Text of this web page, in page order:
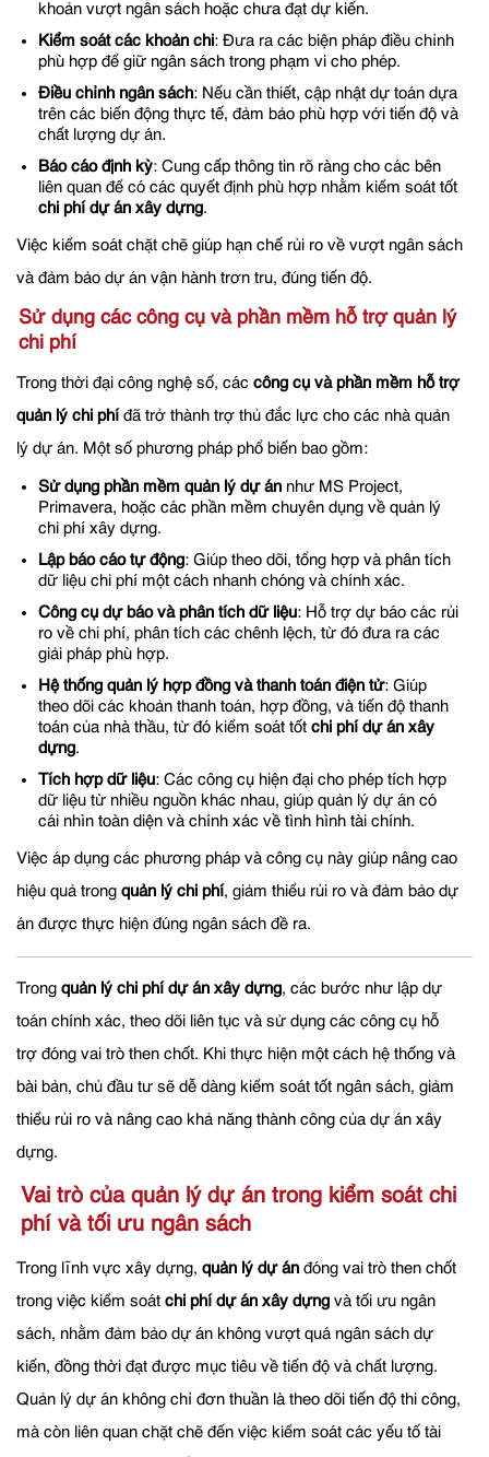
khoản vượt ngân sách hoặc chưa đạt dự kiến.
Kiểm soát các khoản chi: Đưa ra các biện pháp điều chỉnh
phù hợp để giữ ngân sách trong phạm vi cho phép.
Điều chỉnh ngân sách: Nếu cần thiết, cập nhật dự toán dựa
trên các biến động thực tế, đảm bảo phù hợp với tiến độ và
chất lượng dự án.
Báo cáo định kỳ: Cung cấp thông tin rõ ràng cho các bên
liên quan để có các quyết định phù hợp nhằm kiểm soát tốt
chi phí dự án xây dựng.
Việc kiểm soát chặt chẽ giúp hạn chế rủi ro về vượt ngân sách
và đảm bảo dự án vận hành trơn tru, đúng tiến độ.
Sử dụng các công cụ và phần mềm hỗ trợ quản lý
chi phí
Trong thời đại công nghệ số, các công cụ và phần mềm hỗ trợ
quản lý chi phí đã trở thành trợ thủ đắc lực cho các nhà quản
lý dự án. Một số phương pháp phổ biến bao gồm:
Sử dụng phần mềm quản lý dự án như MS Project,
Primavera, hoặc các phần mềm chuyên dụng về quản lý
chi phí xây dựng.
Lập báo cáo tự động: Giúp theo dõi, tổng hợp và phân tích
dữ liệu chi phí một cách nhanh chóng và chính xác.
Công cụ dự báo và phân tích dữ liệu: Hỗ trợ dự báo các rủi
ro về chi phí, phân tích các chênh lệch, từ đó đưa ra các
giải pháp phù hợp.
Hệ thống quản lý hợp đồng và thanh toán điện tử: Giúp
theo dõi các khoản thanh toán, hợp đồng, và tiến độ thanh
toán của nhà thầu, từ đó kiểm soát tốt chi phí dự án xây
dựng.
Tích hợp dữ liệu: Các công cụ hiện đại cho phép tích hợp
dữ liệu từ nhiều nguồn khác nhau, giúp quản lý dự án có
cái nhìn toàn diện và chính xác về tình hình tài chính.
Việc áp dụng các phương pháp và công cụ này giúp nâng cao
hiệu quả trong quản lý chi phí, giảm thiểu rủi ro và đảm bảo dự
án được thực hiện đúng ngân sách đề ra.
Trong quản lý chi phí dự án xây dựng, các bước như lập dự
toán chính xác, theo dõi liên tục và sử dụng các công cụ hỗ
trợ đóng vai trò then chốt. Khi thực hiện một cách hệ thống và
bài bản, chủ đầu tư sẽ dễ dàng kiểm soát tốt ngân sách, giảm
thiểu rủi ro và nâng cao khả năng thành công của dự án xây
dựng.
Vai trò của quản lý dự án trong kiểm soát chi
phí và tối ưu ngân sách
Trong lĩnh vực xây dựng, quản lý dự án đóng vai trò then chốt
trong việc kiểm soát chi phí dự án xây dựng và tối ưu ngân
sách, nhằm đảm bảo dự án không vượt quá ngân sách dự
kiến, đồng thời đạt được mục tiêu về tiến độ và chất lượng.
Quản lý dự án không chỉ đơn thuần là theo dõi tiến độ thi công,
mà còn liên quan chặt chẽ đến việc kiểm soát các yếu tố tài